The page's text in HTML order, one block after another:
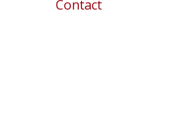
Contact